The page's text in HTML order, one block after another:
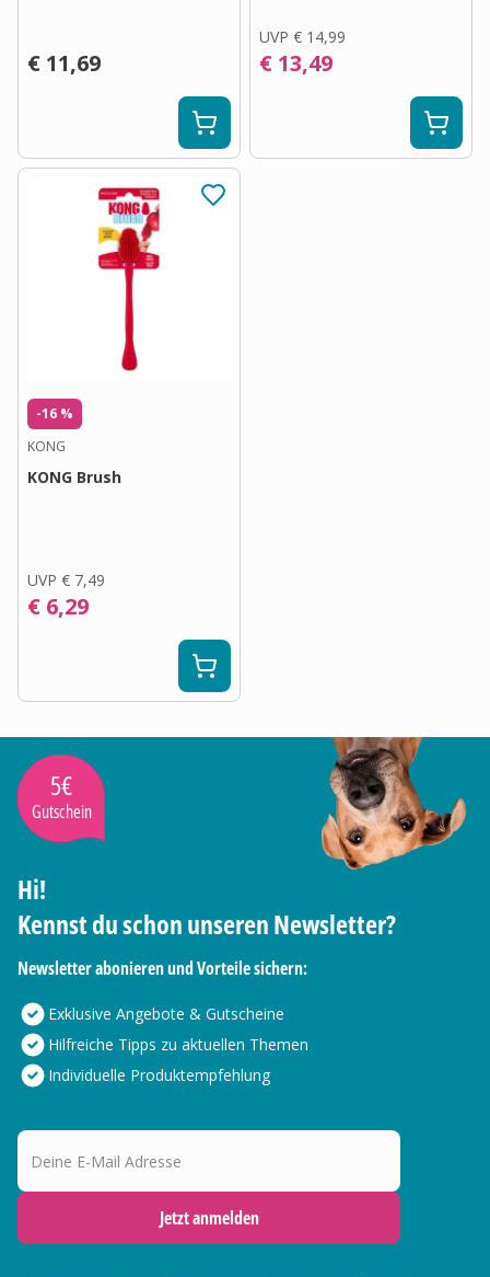
€ 11,69
UVP € 14,99
€ 13,49
-16 %
KONG
KONG Brush
UVP € 7,49
€ 6,29
5€
Gutschein
Hi!
Kennst du schon unseren Newsletter?
Newsletter abonieren und Vorteile sichern:
Exklusive Angebote & Gutscheine
Hilfreiche Tipps zu aktuellen Themen
Individuelle Produktempfehlung
Deine E-Mail Adresse
Jetzt anmelden